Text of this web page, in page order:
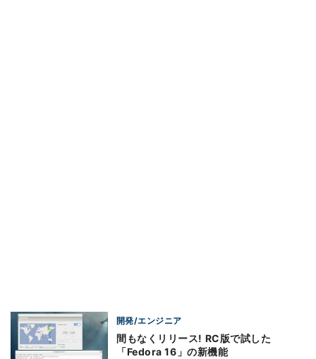
開発/エンジニア
間もなくリリース! RC版で試した
「Fedora 16」の新機能